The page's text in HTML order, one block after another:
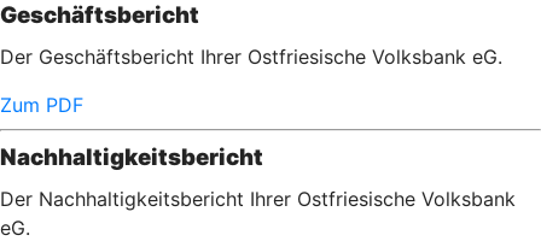
Geschäftsbericht
Der Geschäftsbericht Ihrer Ostfriesische Volksbank eG.
Zum PDF
Nachhaltigkeitsbericht
Der Nachhaltigkeitsbericht Ihrer Ostfriesische Volksbank
eG.